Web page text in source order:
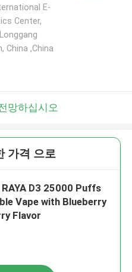
E-
Center,
China ,China
망하십시오
가격 으로
RAYA D3 25000 Puffs
Vape with Blueberry
Flavor